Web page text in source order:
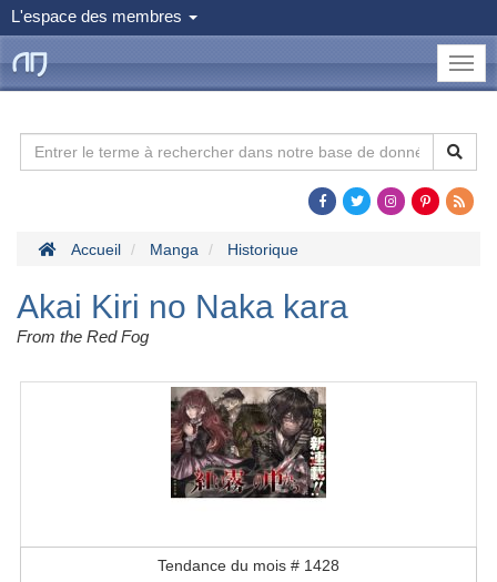
L'espace des membres
le
Dojo
Accueil Manga Historique
Akai Kiri no Naka kara
From the Red Fog
Tendance du mois # 1428